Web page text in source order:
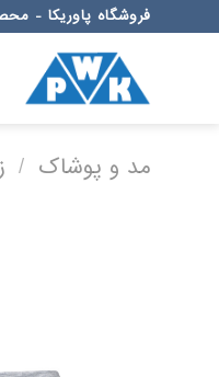
to
فروشگاه پاوریکا -
مد و پوشاک /